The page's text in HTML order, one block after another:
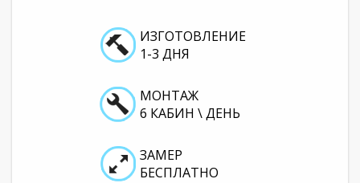
ИЗГОТОВЛЕНИЕ
1-3 ДНЯ
МОНТАЖ
6 КАБИН \ ДЕНЬ
ЗАМЕР
БЕСПЛАТНО